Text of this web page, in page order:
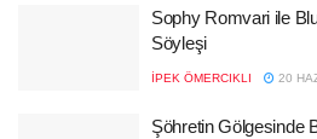
Sophy Romvari ile
Söyleşi
İPEK ÖMERCIKLI 20
Şöhretin Gölgesinde